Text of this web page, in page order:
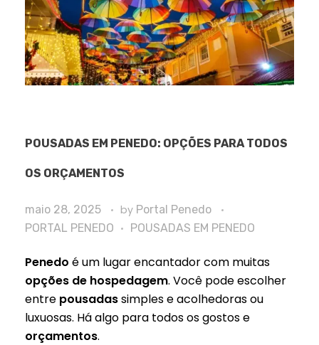
POUSADAS EM PENEDO: OPÇÕES PARA TODOS
OS ORÇAMENTOS
maio 28, 2025 by Portal Penedo
PORTAL PENEDO
POUSADAS EM PENEDO
Penedo é um lugar encantador com muitas
opções de hospedagem. Você pode escolher
entre pousadassimples e acolhedoras ou
luxuosas. Há algo para todos os gostos e
orçamentos.